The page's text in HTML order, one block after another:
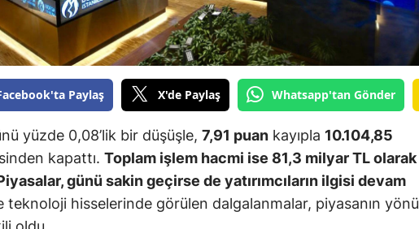
Burdur
Bursa
Çanakkale
Çankırı
Çorum
Denizli
Diyarbakır
Paylaş X'de Paylaş Whatsapp'tan Gönder
yüzde 0,08’lik bir düşüşle, 7,91 puan kayıpla 10.104,85
kapattı. Toplam işlem hacmi ise 81,3 milyar TL olarak
günü sakin geçirse de yatırımcıların ilgisi devam
teknoloji hisselerinde görülen dalgalanmalar, piyasanın yönü